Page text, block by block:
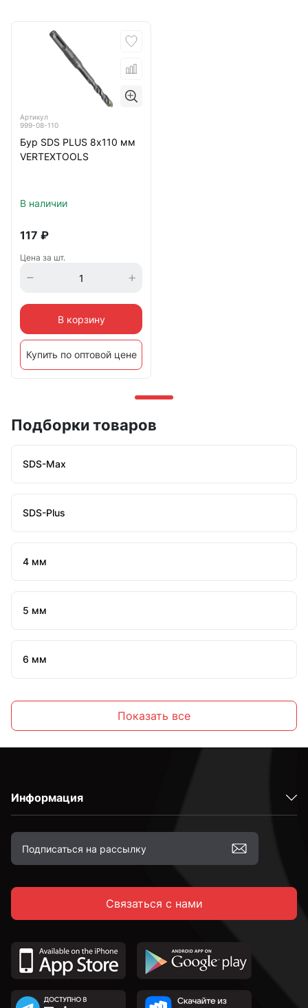
Артикул
999-08-110
Бур SDS PLUS 8х110 мм
VERTEXTOOLS
В наличии
117 ₽
Цена за шт.
В корзину
Купить по оптовой цене
Подборки товаров
SDS-Max
SDS-Plus
4 мм
5 мм
6 мм
10 мм
12 мм
16 мм
18 мм
Показать все
Информация
Связаться с нами